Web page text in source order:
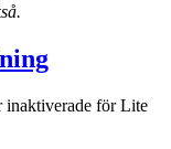
inaktiverade för Lite